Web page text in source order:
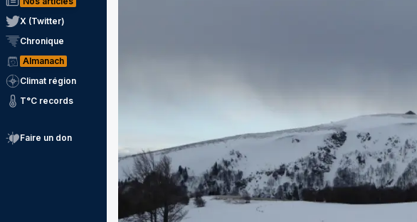
X (Twitter)
Chronique
Almanach
Climat région
T°C records
Faire un don